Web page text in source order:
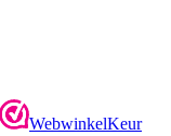
WebwinkelKeur